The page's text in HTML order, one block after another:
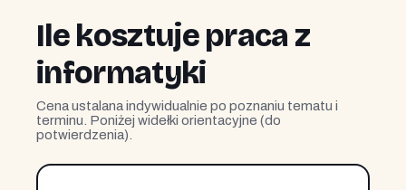
Ile kosztuje praca z
informatyki
Cena ustalana indywidualnie po poznaniu tematu i
terminu. Poniżej widełki orientacyjne (do
potwierdzenia).